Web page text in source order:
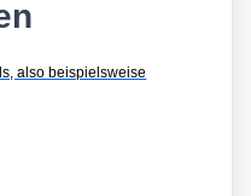
also beispielsweise